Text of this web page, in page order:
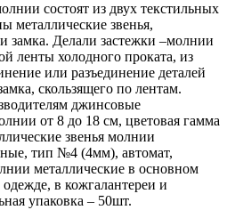
состоят из двух текстильных
металлические звенья,
замка. Делали застежки –молнии
ленты холодного проката, из
или разъединение деталей
скользящего по лентам.
джинсовые
от 8 до 18 см, цветовая гамма
звенья молнии
тип №4 (4мм), автомат,
металлические в основном
в кожгалантереи и
упаковка – 50шт.